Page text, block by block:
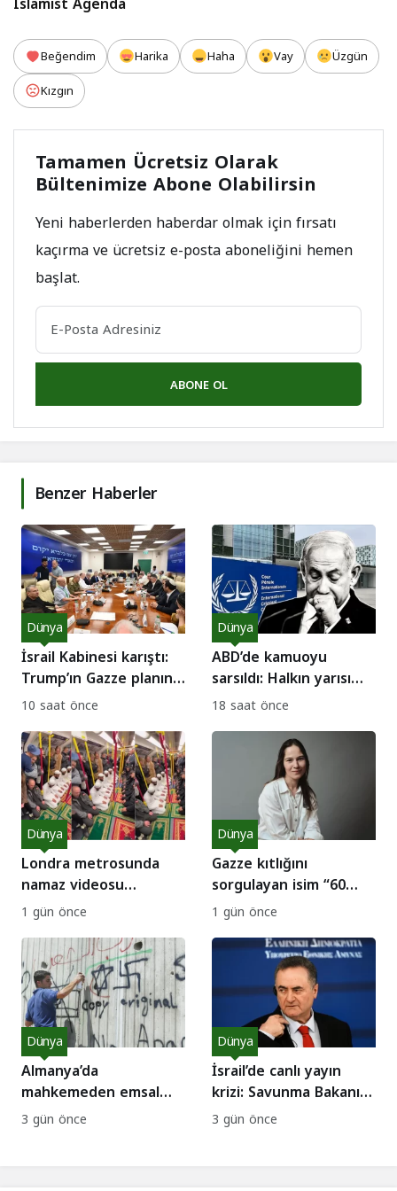
Beğendim Harika Haha Vay
Üzgün
Kızgın
Tamamen Ücretsiz Olarak
Bültenimize Abone Olabilirsin
Yeni haberlerden haberdar olmak için fırsatı
kaçırma ve ücretsiz e-posta aboneliğini hemen
başlat.
ABONE OL
Benzer Haberler
İsrail Kabinesi karıştı:
Trump’ın Gazze planına
sert itirazlar!
Dünya
10 saat önce
ABD’de kamuoyu
sarsıldı: Halkın yarısı
“Netanyahu
Dünya
18 saat önce
Londra metrosunda
namaz videosu
provokasyon yarattı:
Gerçek ne çıktı?
Dünya
1 gün önce
Gazze kıtlığını
sorgulayan isim “60
Minutes” kadrosunda:
CBS’te kriz!
Dünya
1 gün önce
Almanya’da
mahkemeden emsal
karar: İsrail’i Nazizm ile
kıyaslamak suç değil
Dünya
3 gün önce
İsrail’de canlı yayın
krizi: Savunma Bakanı
komutanı kovdu
Dünya
3 gün önce